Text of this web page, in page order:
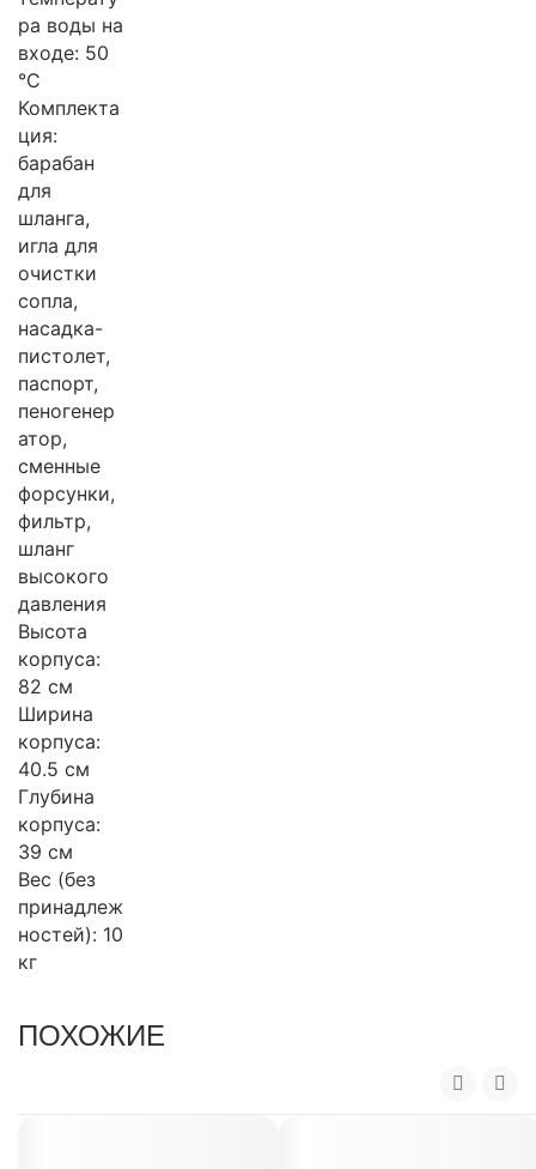
ра воды на
входе: 50
°C
Комплекта
ция:
барабан
для
шланга,
игла для
очистки
сопла,
насадка-
пистолет,
паспорт,
пеногенер
атор,
сменные
форсунки,
фильтр,
шланг
высокого
давления
Высота
корпуса:
82 см
Ширина
корпуса:
40.5 см
Глубина
корпуса:
39 см
Вес (без
принадлеж
ностей): 10
кг
ПОХОЖИЕ